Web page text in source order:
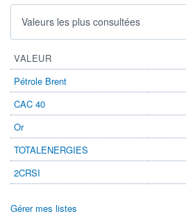
CATÉGORIE MORNINGSTAR
Actions Secteur
Infrastructures
FONDS PARTENAIRES
TARIFS PRIVILÉGIÉS 0%
PEA PEA-PME
Non éligible Boursobank
ACTIF NET (EUR)
Valeurs les plus consultées
VALEUR
Pétrole Brent
CAC 40
Or
TOTALENERGIES
2CRSI
Gérer mes listes